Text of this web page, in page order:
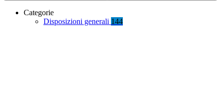
Categorie
Disposizioni generali 144